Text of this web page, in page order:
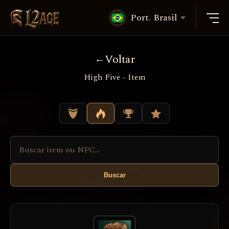
Port. Brasil
Voltar
High Five - Item
Buscar